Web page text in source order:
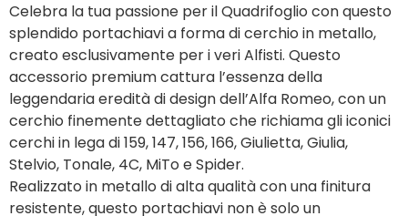
Celebra la tua passione per il Quadrifoglio con questo
splendido portachiavi a forma di cerchio in metallo,
creato esclusivamente per i veri Alfisti. Questo
accessorio premium cattura l’essenza della
leggendaria eredità di design dell’Alfa Romeo, con un
cerchio finemente dettagliato che richiama gli iconici
cerchi in lega di 159, 147, 156, 166, Giulietta, Giulia,
Stelvio, Tonale, 4C, MiTo e Spider.
Realizzato in metallo di alta qualità con una finitura
resistente, questo portachiavi non è solo un